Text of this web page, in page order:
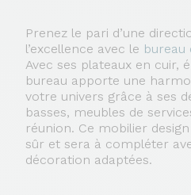
Prenez le pari d’une
l’excellence avec le bureau
Avec ses plateaux en cuir,
bureau apporte une
votre univers grâce à ses
basses, meubles de
réunion. Ce mobilier
sûr et sera à compléter
décoration adaptées.